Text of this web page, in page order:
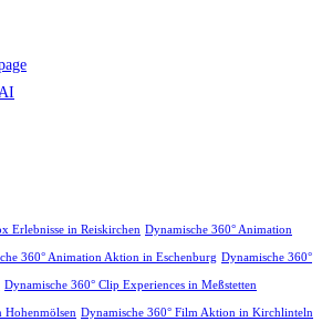
Erlebnisse in Reiskirchen Dynamische 360° Animation
360° Animation Aktion in Eschenburg Dynamische 360°
Dynamische 360° Clip Experiences in Meßstetten
Hohenmölsen Dynamische 360° Film Aktion in Kirchlinteln